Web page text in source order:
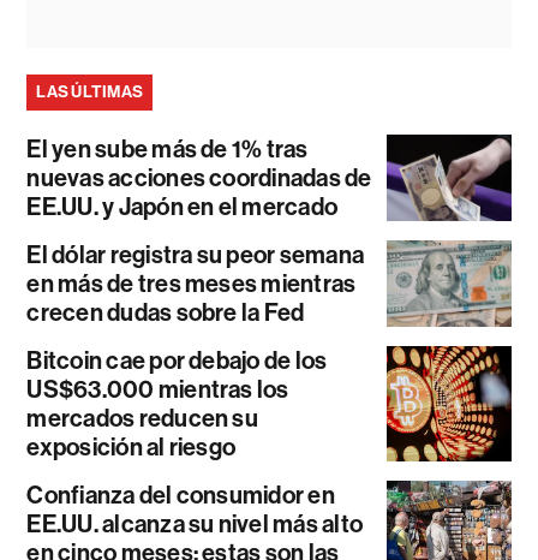
LAS ÚLTIMAS
El yen sube más de 1% tras
nuevas acciones coordinadas de
EE.UU. y Japón en el mercado
El dólar registra su peor semana
en más de tres meses mientras
crecen dudas sobre la Fed
Bitcoin cae por debajo de los
US$63.000 mientras los
mercados reducen su
exposición al riesgo
Confianza del consumidor en
EE.UU. alcanza su nivel más alto
en cinco meses: estas son las